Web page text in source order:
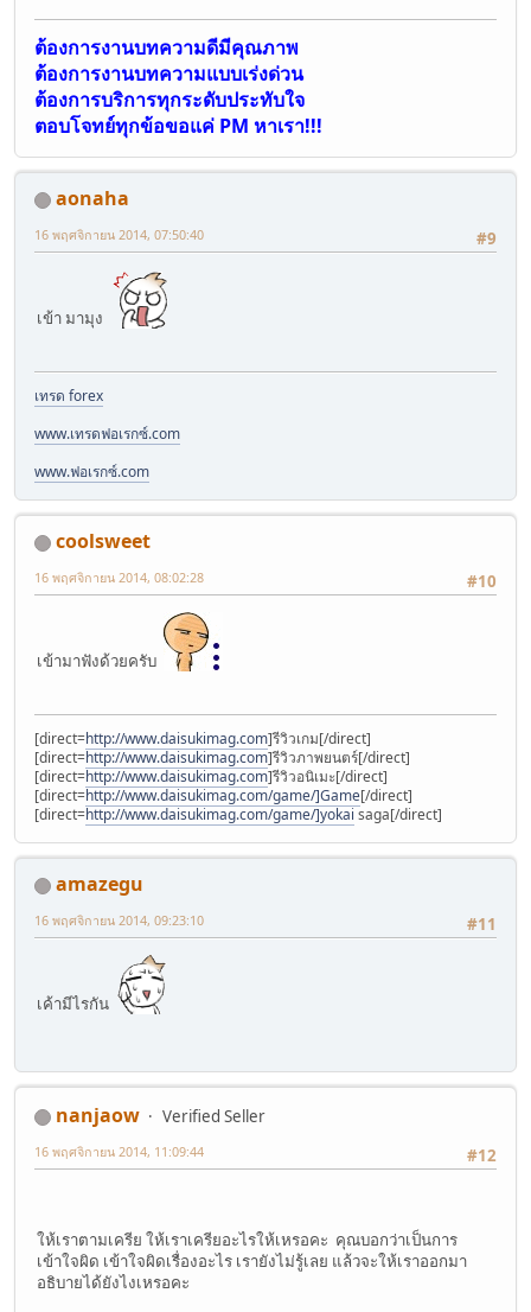
ต้องการงานบทความดีมีคุณภาพ
ต้องการงานบทความแบบเร่งด่วน
ต้องการบริการทุกระดับประทับใจ
ตอบโจทย์ทุกข้อขอแค่ PM หาเรา!!!
aonaha
#9
16 พฤศจิกายน 2014, 07:50:40
เข้า มามุง
เทรด forex
www.เทรดฟอเรกซ์.com
www.ฟอเรกซ์.com
coolsweet
#10
16 พฤศจิกายน 2014, 08:02:28
เข้ามาฟังด้วยครับ
[direct=http://www.daisukimag.com]รีวิวเกม[/direct]
[direct=http://www.daisukimag.com]รีวิวภาพยนตร์[/direct]
[direct=http://www.daisukimag.com]รีวิวอนิเมะ[/direct]
[direct=http://www.daisukimag.com/game/]Game[/direct]
[direct=http://www.daisukimag.com/game/]yokai saga[/direct]
amazegu
#11
16 พฤศจิกายน 2014, 09:23:10
เค้ามีไรกัน
nanjaow
Verified Seller
#12
16 พฤศจิกายน 2014, 11:09:44
ให้เราตามเครีย ให้เราเครียอะไรให้เหรอคะ คุณบอกว่าเป็นการ
เข้าใจผิด เข้าใจผิดเรื่องอะไร เรายังไม่รู้เลย แล้วจะให้เราออกมา
อธิบายได้ยังไงเหรอคะ